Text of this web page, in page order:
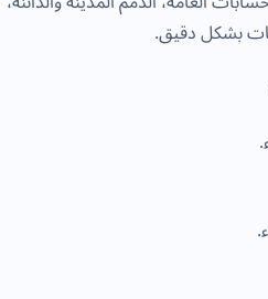
بشكل دقيق.